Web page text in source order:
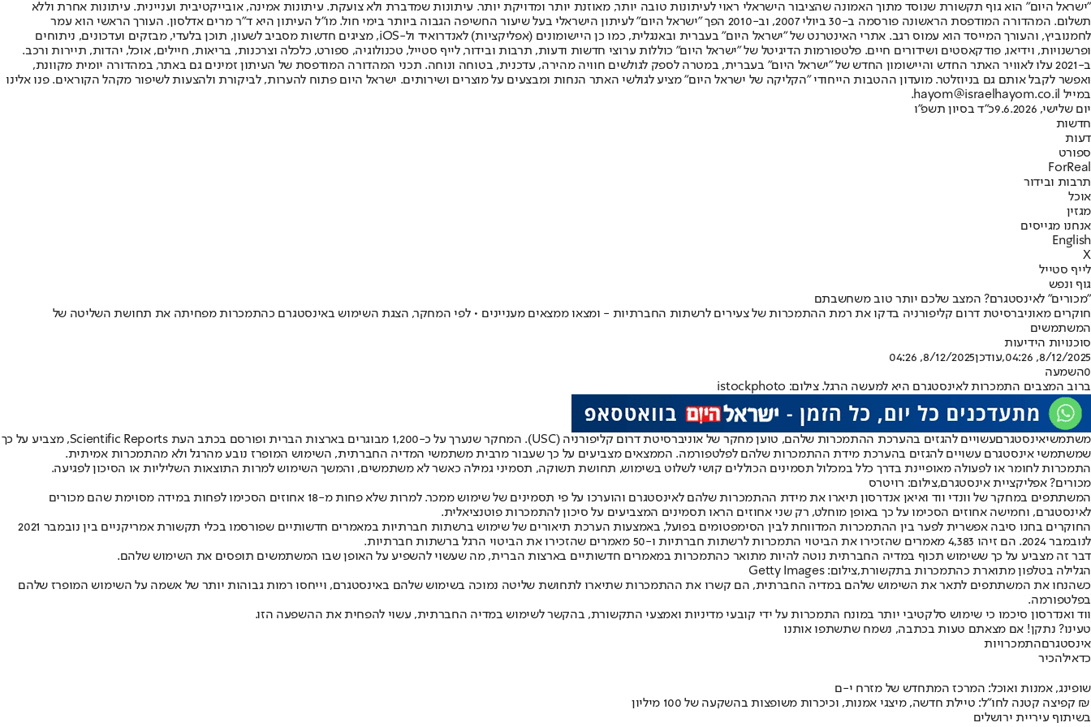
"ישראל היום" הוא גוף תקשורת שנוסד מתוך האמונה שהציבור הישראלי ראוי לעיתונות טובה יותר, מאוזנת יותר ומדויקת יותר. עיתונות שמדברת ולא צועקת. עיתונות אמינה, אובייקטיבית ועניינית. עיתונות אחרת וללא
תשלום. המהדורה המודפסת הראשונה פורסמה ב-30 ביולי 2007, וב-2010 הפך "ישראל היום" לעיתון הישראלי בעל שיעור החשיפה הגבוה ביותר בימי חול. מו"ל העיתון היא ד"ר מרים אדלסון. העורך הראשי הוא עמר
לחמנוביץ, והעורך המייסד הוא עמוס רגב. אתרי האינטרנט של "ישראל היום" בעברית ובאנגלית, כמו כן היישומונים (אפליקציות) לאנדרואיד ול-iOS, מציגים חדשות מסביב לשעון, תוכן בלעדי, מבזקים ועדכונים, ניתוחים
ופרשנויות, וידיאו, פודקאסטים ושידורים חיים. פלטפורמות הדיגיטל של "ישראל היום" כוללות ערוצי חדשות ודעות, תרבות ובידור, לייף סטייל, טכנולוגיה, ספורט, כלכלה וצרכנות, בריאות, חיילים, אוכל, יהדות, תיירות ורכב.
ב-2021 עלו לאוויר האתר החדש והיישומון החדש של "ישראל היום" בעברית, במטרה לספק לגולשים חוויה מהירה, עדכנית, בטוחה ונוחה. תכני המהדורה המודפסת של העיתון זמינים גם באתר, במהדורה יומית מקוונת,
ואפשר לקבל אותם גם בניוזלטר. מועדון ההטבות הייחודי "הקליקה של ישראל היום" מציע לגולשי האתר הנחות ומבצעים על מוצרים ושירותים. ישראל היום פתוח להערות, לביקורת ולהצעות לשיפור מקהל הקוראים. פנו אלינו
במייל hayom@israelhayom.co.il.
יום שלישי, 9.6.2026
כ"ד בסיון תשפ"ו
חדשות
דעות
ספורט
ForReal
תרבות ובידור
אוכל
מגזין
אנחנו מגייסים
English
X
לייף סטייל
גוף ונפש
"מכורים" לאינסטגרם? המצב שלכם יותר טוב משחשבתם
חוקרים מאוניברסיטת דרום קליפורניה בדקו את רמת ההתמכרות של צעירים לרשתות החברתיות - ומצאו ממצאים מעניינים • לפי המחקר, הצגת השימוש באינסטגרם כהתמכרות מפחיתה את תחושת השליטה של
המשתמשים
סוכנויות הידיעות
8/12/2025, 04:26
,עודכן8/12/2025, 04:26
0השמעה
ברוב המצבים התמכרות לאינסטגרם היא למעשה הרגל. צילום: istockphoto
משתמשיאינסטגרם
עשויים להגזים בהערכת ההתמכרות שלהם, טוען מחקר של אוניברסיטת דרום קליפורניה (USC). המחקר שנערך על כ-1,200 מבוגרים בארצות הברית ופורסם בכתב העת Scientific Reports, מצביע על כך
שמשתמשי אינסטגרם עשויים להגזים בהערכת מידת ההתמכרות שלהם לפלטפורמה. הממצאים מצביעים על כך שעבור מרבית משתמשי המדיה החברתית, השימוש המופרז נובע מהרגל ולא מהתמכרות אמיתית.
התמכרות לחומר או לפעולה מאופיינת בדרך כלל במכלול תסמינים הכוללים קושי לשלוט בשימוש, תחושת תשוקה, תסמיני גמילה כאשר לא משתמשים, והמשך השימוש למרות התוצאות השליליות או הסיכון לפגיעה.
מכורים? אפליקציית אינסטגרם,צילום: רויטרס
המשתתפים במחקר של וונדי ווד ואיאן אנדרסון תיארו את מידת ההתמכרות שלהם לאינסטגרם והוערכו על פי תסמינים של שימוש ממכר. למרות שלא פחות מ-18 אחוזים הסכימו לפחות במידה מסוימת שהם מכורים
לאינסטגרם, וחמישה אחוזים הסכימו על כך באופן מוחלט, רק שני אחוזים הראו תסמינים המצביעים על סיכון להתמכרות פוטנציאלית.
החוקרים בחנו סיבה אפשרית לפער בין ההתמכרות המדווחת לבין הסימפטומים בפועל, באמצעות הערכת תיאורים של שימוש ברשתות חברתיות במאמרים חדשותיים שפורסמו בכלי תקשורת אמריקניים בין נובמבר 2021
לנובמבר 2024. הם זיהו 4,383 מאמרים שהזכירו את הביטוי התמכרות לרשתות חברתיות ו-50 מאמרים שהזכירו את הביטוי הרגל ברשתות חברתיות.
דבר זה מצביע על כך ששימוש תכוף במדיה החברתית נוטה להיות מתואר כהתמכרות במאמרים חדשותיים בארצות הברית, מה שעשוי להשפיע על האופן שבו המשתמשים תופסים את השימוש שלהם.
הגלילה בטלפון מתוארת כהתמכרות בתקשורת,צילום: Getty Images
כשהנחו את המשתתפים לתאר את השימוש שלהם במדיה החברתית, הם קשרו את ההתמכרות שתיארו לתחושת שליטה נמוכה בשימוש שלהם באינסטגרם, וייחסו רמות גבוהות יותר של אשמה על השימוש המופרז שלהם
בפלטפורמה.
ווד ואנדרסון סיכמו כי שימוש סלקטיבי יותר במונח התמכרות על ידי קובעי מדיניות ואמצעי התקשורת, בהקשר לשימוש במדיה החברתית, עשוי להפחית את ההשפעה הזו.
טעינו? נתקן! אם מצאתם טעות בכתבה, נשמח שתשתפו אותנו
אינסטגרםהתמכרויות
כדאילהכיר
שופינג, אמנות ואוכל: המרכז המתחדש של מזרח י-ם
קפיצה קטנה לחו"ל: טיילת חדשה, מיצגי אמנות, וכיכרות משופצות בהשקעה של 100 מיליון ₪
בשיתוף עיריית ירושלים